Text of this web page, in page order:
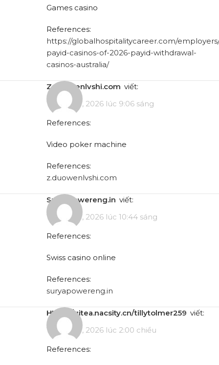
Games casino
References:
https://globalhospitalitycareer.com/
payid-casinos-of-2026-payid-withdrawal-
casinos-australia/
z.duowenlvshi.com viết:
Tháng 5 7, 2026 lúc 9:06 sáng
References:
Video poker machine
References:
z.duowenlvshi.com
suryapowereng.in viết:
Tháng 5 7, 2026 lúc 10:44 sáng
References:
Swiss casino online
References:
suryapowereng.in
https://gitea.nacsity.cn/tillytolmer259 viết:
Tháng 5 7, 2026 lúc 2:00 chiều
References: